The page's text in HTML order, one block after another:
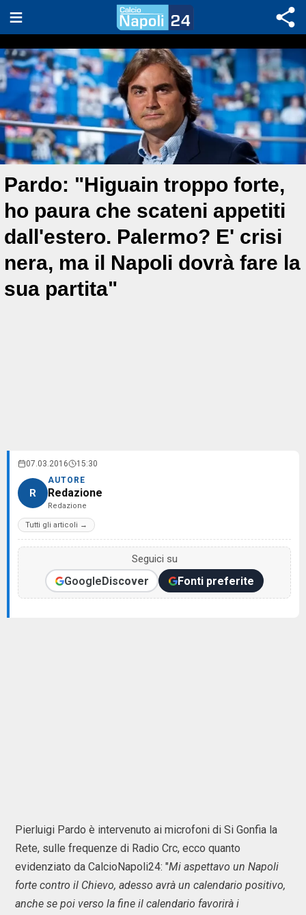
Pardo: "Higuain troppo forte,
ho paura che scateni appetiti
dall'estero. Palermo? E' crisi
nera, ma il Napoli dovrà fare la
sua partita"
07.03.2016 15:30
R
AUTORE
Redazione
Redazione
Tutti gli articoli →
Seguici su
GoogleDiscover Fonti preferite
Pierluigi Pardo è intervenuto ai microfoni di Si Gonfia la
Rete, sulle frequenze di Radio Crc, ecco quanto
evidenziato da CalcioNapoli24: "Mi aspettavo un Napoli
forte contro il Chievo, adesso avrà un calendario positivo,
anche se poi verso la fine il calendario favorirà i